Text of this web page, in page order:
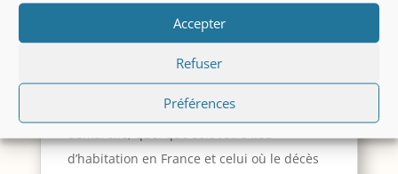
Accepter
Refuser
Préférences
doit ensuite être effectuée auprès de la
mairie du lieu de décès , par toute
personne munie d’une pièce d’identité,
parente ou non du défunt. Le conseiller
funéraire peut prendre en charge cette
démarche, quel que soit votre lieu
d’habitation en France et celui où le décès